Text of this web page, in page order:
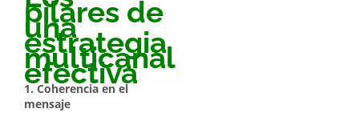
pilares de
una
estrategia
multicanal
efectiva
1. Coherencia en el
mensaje